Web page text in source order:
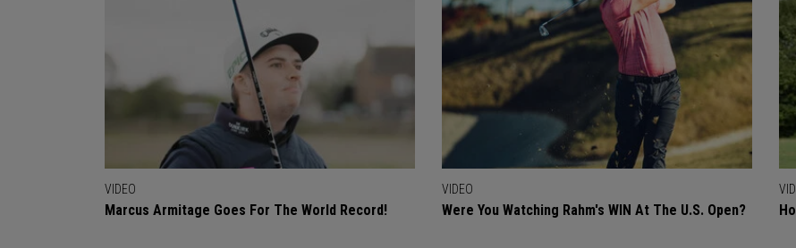
VIDEO
Marcus Armitage Goes For The World Record!
VIDEO
Were You Watching Rahm's WIN At The U.S. Open?